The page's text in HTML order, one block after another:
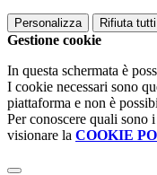
Personalizza Rifiuta tutti
Gestione cookie
In questa schermata è
I cookie necessari sono
piattaforma e non è
Per conoscere quali sono
visionare la COOKIE